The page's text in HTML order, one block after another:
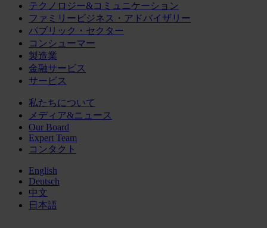
テクノロジー&コミュニケーション
ファミリービジネス・アドバイザリー
パブリック・セクター
コンシューマー
製造業
金融サービス
サービス
私たちについて
メディア&ニュース
Our Board
Expert Team
コンタクト
English
Deutsch
中文
日本語